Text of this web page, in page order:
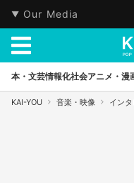
Our Media
本・文芸情報化社会アニメ・漫
KAI-YOU 音楽・映像 イン